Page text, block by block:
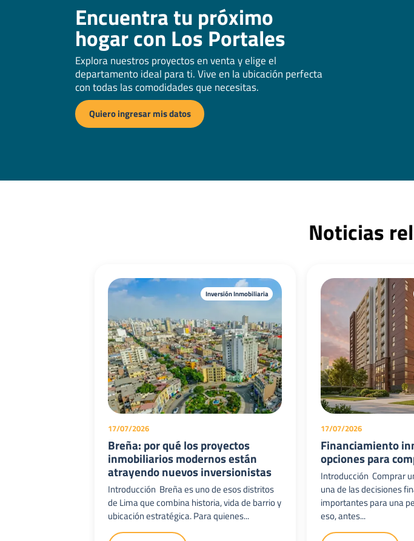
Encuentra tu próximo
hogar con Los Portales
Explora nuestros proyectos en venta y elige el
departamento ideal para ti. Vive en la ubicación perfecta
con todas las comodidades que necesitas.
Quiero ingresar mis datos
Noticias
Inversión Inmobiliaria
17/07/2026
Breña: por qué los proyectos
inmobiliarios modernos están
atrayendo nuevos inversionistas
Introducción Breña es uno de esos distritos
de Lima que combina historia, vida de barrio y
ubicación estratégica. Para quienes...
17/07/2026
Financiamiento
opciones para
Introducción Comprar
una de las decisiones
importantes para una
eso, antes...